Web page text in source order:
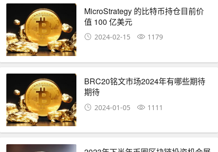
MicroStrategy 的比特币持仓目前价
值 100 亿美元
2024-02-15 1179
BRC20铭文市场2024年有哪些期待
期待
2024-01-05 1111